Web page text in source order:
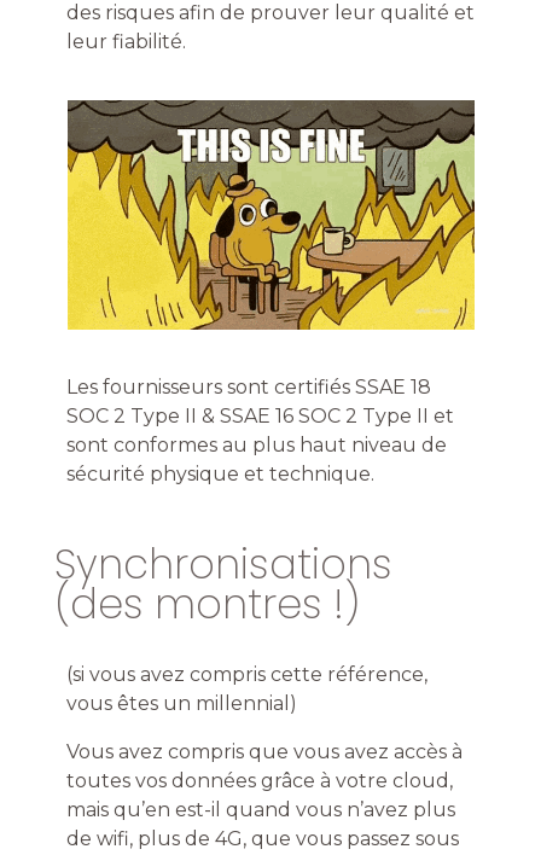
des risques afin de prouver leur qualité et
leur fiabilité.
Les fournisseurs sont certifiés SSAE 18
SOC 2 Type II & SSAE 16 SOC 2 Type II et
sont conformes au plus haut niveau de
sécurité physique et technique.
Synchronisations
(des montres !)
(si vous avez compris cette référence,
vous êtes un millennial)
Vous avez compris que vous avez accès à
toutes vos données grâce à votre cloud,
mais qu’en est-il quand vous n’avez plus
de wifi, plus de 4G, que vous passez sous